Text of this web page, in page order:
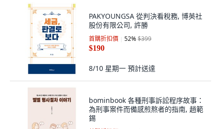
PAKYOUNGSA 從判決看稅務, 博英社
股份有限公司, 許勝
首購折扣價 52%$399
$190
8/10 星期一 預計送達
bominbook 各種刑事訴訟程序故事：
為刑事案件而備感煎熬者的指南, 趙範
錫